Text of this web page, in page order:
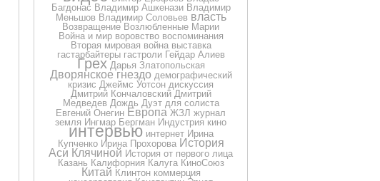
Багдонас Владимир Ашкенази Владимир
Меньшов Владимир Соловьев власть
Возвращение Возлюбленные Марии
Война и мир воровство воспоминания
Вторая мировая война выставка
гастарбайтеры гастроли Гейдар Алиев
Грех Дарья Златопольская
Дворянское гнездо демографический
кризис Джеймс Уотсон дискуссия
Дмитрий Кончаловский Дмитрий
Медведев Дождь Дуэт для солиста
Евгений Онегин Европа ЖЗЛ журнал
земля Ингмар Бергман Индустрия кино
интервью интернет Ирина
Купченко Ирина Прохорова История
Аси Клячиной История от первого лица
Казань Калифорния Калуга КиноСоюз
Китай Клинтон коммерция